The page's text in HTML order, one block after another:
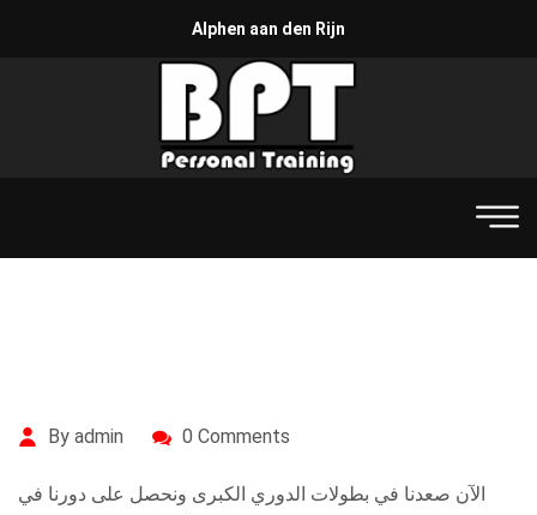
Alphen aan den Rijn
By admin 0 Comments
الآن صعدنا في بطولات الدوري الكبرى ونحصل على دورنا في